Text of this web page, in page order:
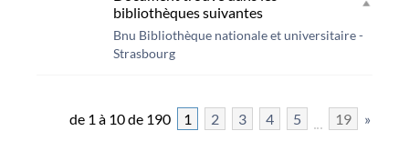
bibliothèques suivantes
Bnu Bibliothèque nationale et universitaire -
Strasbourg
de 1 à 10 de 190 1 2 3 4 5 19 »